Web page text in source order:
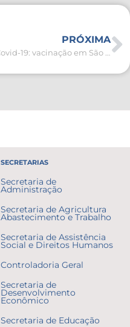
PRÓXIMA
SECRETARIAS
Secretaria de
Administração
Secretaria de Agricultura
Abastecimento e Trabalho
Secretaria de Assistência
Social e Direitos Humanos
Controladoria Geral
Secretaria de
Desenvolvimento
Econômico
Secretaria de Educação